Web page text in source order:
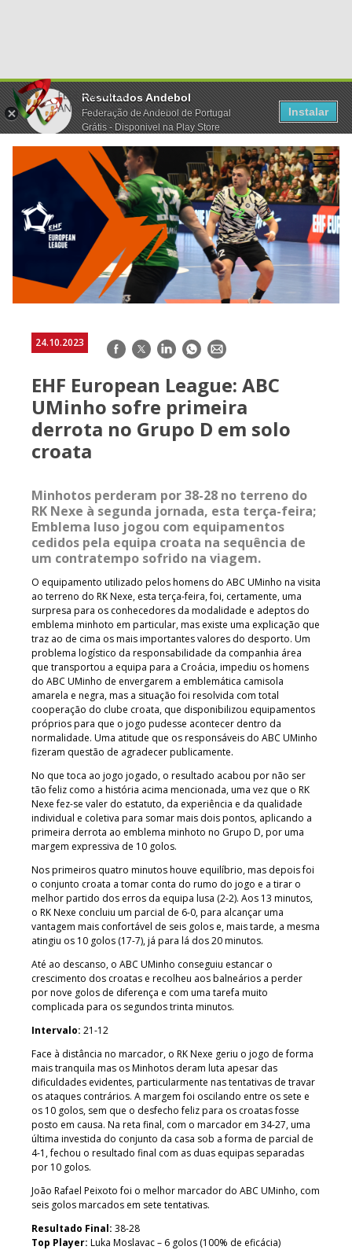
Resultados Andebol
Federação de Andebol de Portugal
Grátis - Disponivel na Play Store
Instalar
24.10.2023 Facebook
TwitterLinkedInWhatsApp
E-
EHF European League: ABC
UMinho sofre primeira
derrota no Grupo D em solo
croata
Minhotos perderam por 38-28 no terreno do
RK Nexe à segunda jornada, esta terça-feira;
Emblema luso jogou com equipamentos
cedidos pela equipa croata na sequência de
um contratempo sofrido na viagem.
O equipamento utilizado pelos homens do ABC UMinho na visita
ao terreno do RK Nexe, esta terça-feira, foi, certamente, uma
surpresa para os conhecedores da modalidade e adeptos do
emblema minhoto em particular, mas existe uma explicação que
traz ao de cima os mais importantes valores do desporto. Um
problema logístico da responsabilidade da companhia área
que transportou a equipa para a Croácia, impediu os homens
do ABC UMinho de envergarem a emblemática camisola
amarela e negra, mas a situação foi resolvida com total
cooperação do clube croata, que disponibilizou equipamentos
próprios para que o jogo pudesse acontecer dentro da
normalidade. Uma atitude que os responsáveis do ABC UMinho
fizeram questão de agradecer publicamente.
No que toca ao jogo jogado, o resultado acabou por não ser
tão feliz como a história acima mencionada, uma vez que o RK
Nexe fez-se valer do estatuto, da experiência e da qualidade
individual e coletiva para somar mais dois pontos, aplicando a
primeira derrota ao emblema minhoto no Grupo D, por uma
margem expressiva de 10 golos.
Nos primeiros quatro minutos houve equilíbrio, mas depois foi
o conjunto croata a tomar conta do rumo do jogo e a tirar o
melhor partido dos erros da equipa lusa (2-2). Aos 13 minutos,
o RK Nexe concluiu um parcial de 6-0, para alcançar uma
vantagem mais confortável de seis golos e, mais tarde, a mesma
atingiu os 10 golos (17-7), já para lá dos 20 minutos.
Até ao descanso, o ABC UMinho conseguiu estancar o
crescimento dos croatas e recolheu aos balneários a perder
por nove golos de diferença e com uma tarefa muito
complicada para os segundos trinta minutos.
Intervalo: 21-12
Face à distância no marcador, o RK Nexe geriu o jogo de forma
mais tranquila mas os Minhotos deram luta apesar das
dificuldades evidentes, particularmente nas tentativas de travar
os ataques contrários. A margem foi oscilando entre os sete e
os 10 golos, sem que o desfecho feliz para os croatas fosse
posto em causa. Na reta final, com o marcador em 34-27, uma
última investida do conjunto da casa sob a forma de parcial de
4-1, fechou o resultado final com as duas equipas separadas
por 10 golos.
João Rafael Peixoto foi o melhor marcador do ABC UMinho, com
seis golos marcados em sete tentativas.
Resultado Final: 38-28
Top Player: Luka Moslavac – 6 golos (100% de eficácia)